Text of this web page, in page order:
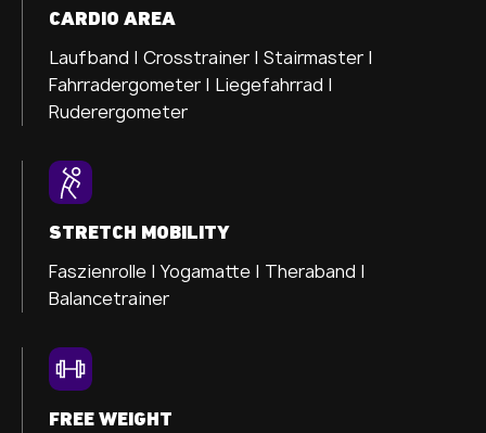
CARDIO AREA
Laufband | Crosstrainer | Stairmaster |
Fahrradergometer | Liegefahrrad |
Ruderergometer
STRETCH MOBILITY
Faszienrolle | Yogamatte | Theraband |
Balancetrainer
FREE WEIGHT